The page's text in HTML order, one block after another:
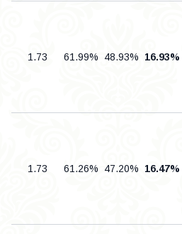
16.93%
48.93%
61.99%
1.73
16.47%
47.20%
61.26%
1.73